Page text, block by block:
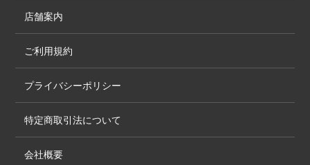
店舗案内
ご利用規約
プライバシーポリシー
特定商取引法について
会社概要